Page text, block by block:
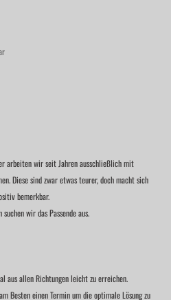
arbeiten wir seit Jahren ausschließlich mit
Diese sind zwar etwas teurer, doch macht sich
bemerkbar.
wir das Passende aus.
aus allen Richtungen leicht zu erreichen.
Besten einen Termin um die optimale Lösung zu